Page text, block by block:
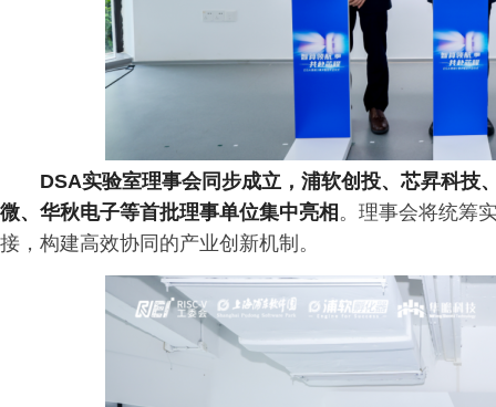
DSA实验室理事会同步成立，浦软创投、芯昇科技
微、华秋电子等首批理事单位集中亮相 。理事会将统筹
接，构建高效协同的产业创新机制。